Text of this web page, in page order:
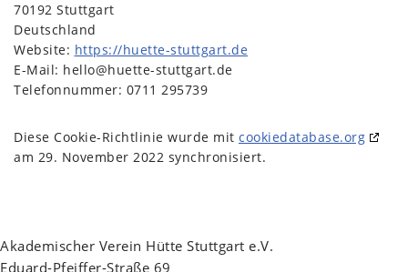
70192 Stuttgart
Deutschland
Website: https://huette-stuttgart.de
E-Mail: hello@huette-stuttgart.de
Telefonnummer: 0711 295739
Diese Cookie-Richtlinie wurde mit cookiedatabase.org
am 29. November 2022 synchronisiert.
Akademischer Verein Hütte Stuttgart e.V.
Eduard-Pfeiffer-Straße 69